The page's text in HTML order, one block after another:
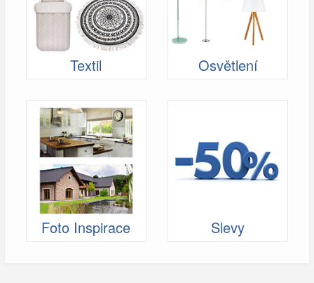
Textil Osvětlení
Foto Inspirace Slevy